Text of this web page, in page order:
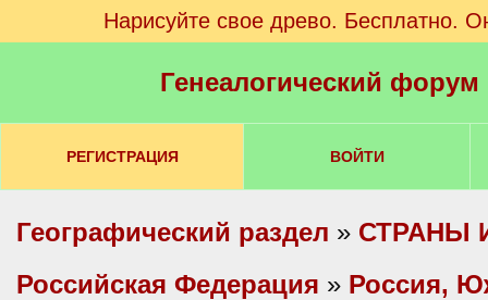
Нарисуйте свое древо. Бесплатно.
Генеалогический
РЕГИСТРАЦИЯ ВОЙТИ
Географический раздел » СТРАНЫ
Российская Федерация » Россия,